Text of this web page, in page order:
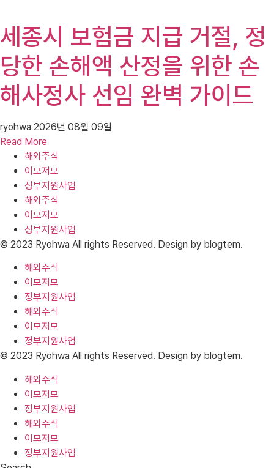
세종시 보험금 지급 거절, 정
당한 손해액 산정을 위한 손
해사정사 선임 완벽 가이드
ryohwa 2026년 08월 09일
Read More
해외주식
이모저모
정부지원사업
해외주식
이모저모
정부지원사업
© 2023 Ryohwa All rights Reserved. Design by blogtem.
해외주식
이모저모
정부지원사업
해외주식
이모저모
정부지원사업
© 2023 Ryohwa All rights Reserved. Design by blogtem.
해외주식
이모저모
정부지원사업
해외주식
이모저모
정부지원사업